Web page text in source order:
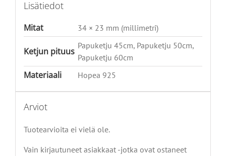
Lisätiedot
Mitat 34 × 23 mm (millimetri)
Ketjun pituus
Papuketju 45cm, Papuketju 50cm,
Papuketju 60cm
Materiaali Hopea 925
Arviot
Tuotearvioita ei vielä ole.
Vain kirjautuneet asiakkaat -jotka ovat ostaneet